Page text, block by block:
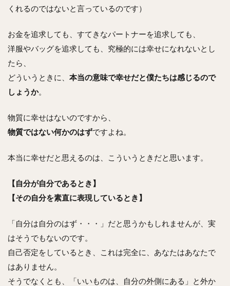
くれるのではないと言っているのです）
お金を追求しても、すてきなパートナーを追求しても、
洋服やバッグを追求しても、究極的には幸せになれないとし
たら、
どういうときに、 本当の意味で幸せだと僕たちは感じるので
しょうか。
物質に幸せはないのですから、
物質ではない何かのはずですよね。
本当に幸せだと思えるのは、こういうときだと思います。
【自分が自分であるとき】
【その自分を素直に表現しているとき】
「自分は自分のはず・・・」だと思うかもしれませんが、実
はそうでもないのです。
自己否定をしているとき、これは完全に、あなたはあなたで
はありません。
そうでなくとも、「いいものは、自分の外側にある」と外か